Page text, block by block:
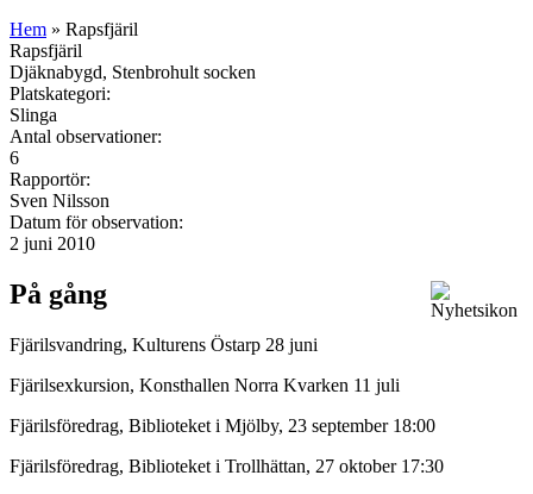
Hem » Rapsfjäril
Rapsfjäril
Djäknabygd, Stenbrohult socken
Platskategori:
Slinga
Antal observationer:
6
Rapportör:
Sven Nilsson
Datum för observation:
2 juni 2010
På gång
Fjärilsvandring, Kulturens Östarp 28 juni
Fjärilsexkursion, Konsthallen Norra Kvarken 11 juli
Fjärilsföredrag, Biblioteket i Mjölby, 23 september 18:00
Fjärilsföredrag, Biblioteket i Trollhättan, 27 oktober 17:30